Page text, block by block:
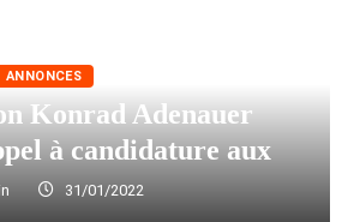
ANNONCES
Konrad Adenauer
à candidature aux
31/01/2022